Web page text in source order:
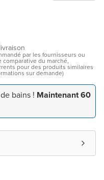
par les fournisseurs ou
comparative du marché,
pour des produits similaires
sur demande)
bains ! Maintenant 60